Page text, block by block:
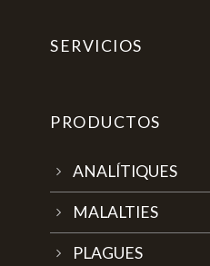
SERVICIOS
PRODUCTOS
ANALÍTIQUES
MALALTIES
PLAGUES